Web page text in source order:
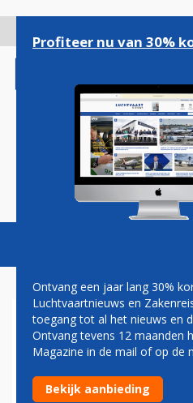
gaan
Magazine
SINGAPORE
PASSAGIERS
VRIJWILLIG
Profiteer nu van 30%
Ontvang een jaar lang 30%
Luchtvaartnieuws en
toegang tot al het nieuws en
Ontvang tevens 12 maanden
Magazine in de mail of op de
Bekijk aanbieding